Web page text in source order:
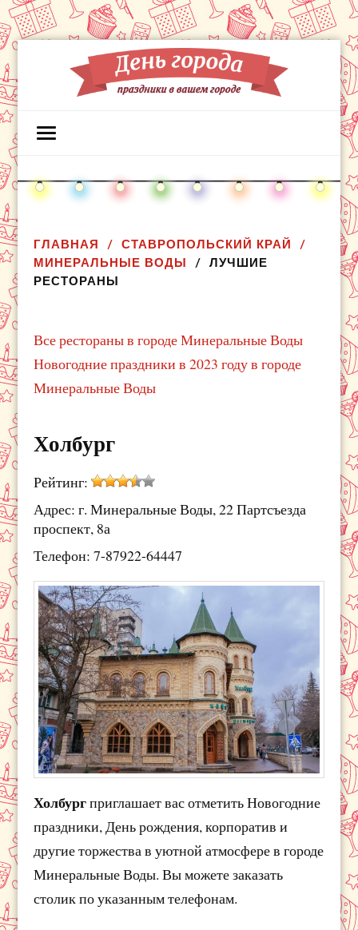
ГЛАВНАЯ
СТАВРОПОЛЬСКИЙ КРАЙ
МИНЕРАЛЬНЫЕ ВОДЫ
ЛУЧШИЕ
РЕСТОРАНЫ
Все рестораны в городе Минеральные Воды
Новогодние праздники в 2023 году в городе
Минеральные Воды
Холбург
Рейтинг:
Адрес: г. Минеральные Воды, 22 Партсъезда
проспект, 8а
Телефон: 7-87922-64447
Холбургприглашает вас отметить Новогодние
праздники, День рождения, корпоратив и
другие торжества в уютной атмосфере в городе
Минеральные Воды. Вы можете заказать
столик по указанным телефонам.